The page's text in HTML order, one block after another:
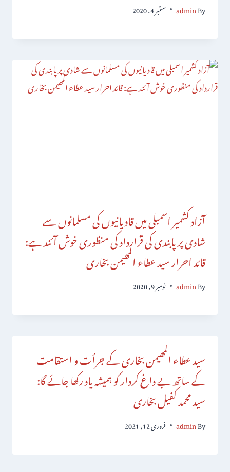
By
admin ستمبر 4, 2020
آزاد کشمیر اسمبلی میں قادیانیوں کی مسلمانوں سے
شادی پر پابندی کی قرارداد کی منظوری خوش آئند ہے:
قائد احرار سید عطاء المھیمن بخاری
By
admin نومبر 9, 2020
سید عطاء المھیمن بخاری کے جرأت و استقامت
کے ساتھ بے داغ کردار کو ہمیشہ یاد رکھا جائے گا:
سید محمد کفیل بخاری
By
admin فروری 12, 2021